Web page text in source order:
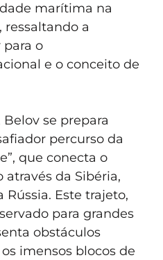
marítima na
ressaltando a
o
e o conceito de
se prepara
percurso da
que conecta o
da Sibéria,
Este trajeto,
para grandes
obstáculos
imensos blocos de